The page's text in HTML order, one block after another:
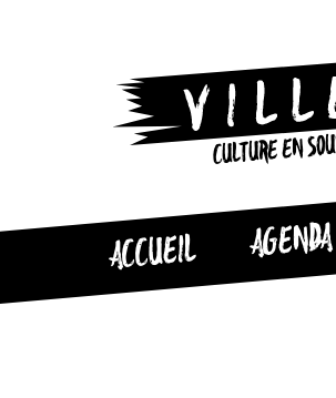
CULTURE EN
ACCUEIL AGENDA